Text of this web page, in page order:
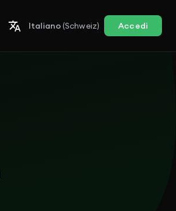
Italiano(Schweiz) Accedi